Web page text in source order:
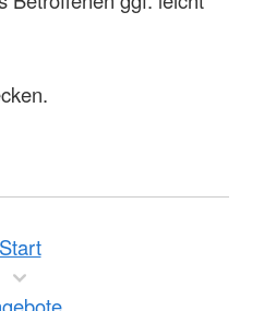
Start